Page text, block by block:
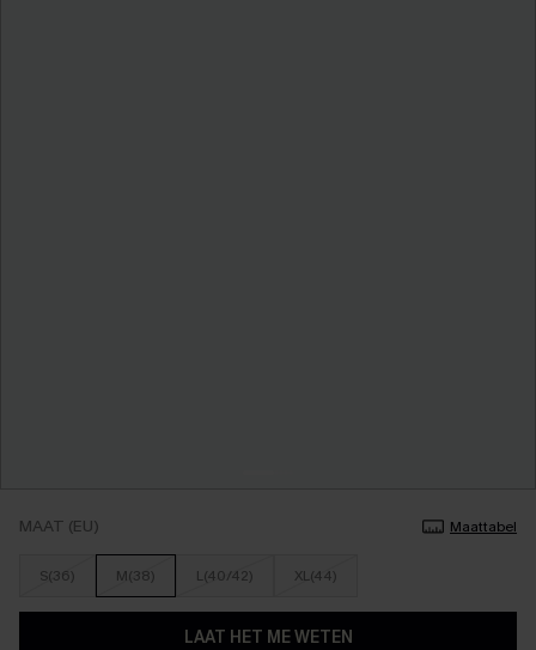
MAAT (EU) Maattabel
S(36) M(38) L(40/42) XL(44)
LAAT HET ME WETEN